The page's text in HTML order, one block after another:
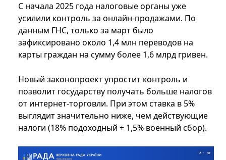
С начала 2025 года налоговые органы уже
усилили контроль за онлайн-продажами. По
данным ГНС, только за март было
зафиксировано около 1,4 млн переводов на
карты граждан на сумму более 1,6 млрд гривен.
Новый законопроект упростит контроль и
позволит государству получать больше налогов
от интернет-торговли. При этом ставка в 5%
выглядит значительно ниже, чем действующие
налоги (18% подоходный + 1,5% военный сбор).